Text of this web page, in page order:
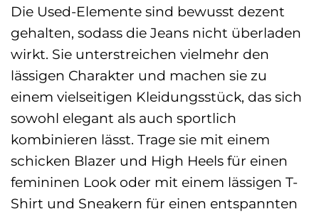
Die Used-Elemente sind bewusst dezent
gehalten, sodass die Jeans nicht überladen
wirkt. Sie unterstreichen vielmehr den
lässigen Charakter und machen sie zu
einem vielseitigen Kleidungsstück, das sich
sowohl elegant als auch sportlich
kombinieren lässt. Trage sie mit einem
schicken Blazer und High Heels für einen
femininen Look oder mit einem lässigen T-
Shirt und Sneakern für einen entspannten